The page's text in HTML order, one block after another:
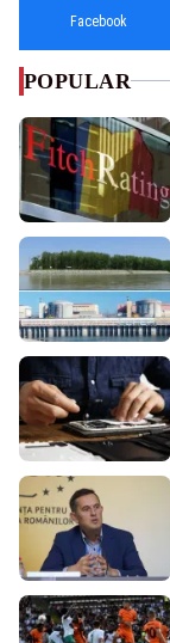
Facebook
POPULAR